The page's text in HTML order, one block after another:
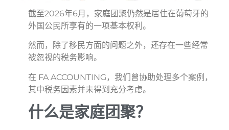
截至2026年6月，家庭团聚仍然是居住在葡萄牙的
外国公民所享有的一项基本权利。
然而，除了移民方面的问题之外，还存在一些经常
被忽视的税务影响。
在 FA ACCOUNTING，我们曾协助处理多个案例，
其中税务因素并未得到充分考虑。
什么是家庭团聚？